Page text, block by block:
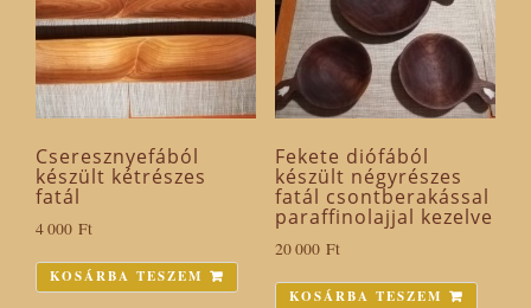
Cseresznyefából
készült kétrészes
fatál
4 000 Ft
KOSÁRBA TESZEM
Fekete diófából
készült négyrészes
fatál csontberakással
paraffinolajjal kezelve
20 000 Ft
KOSÁRBA TESZEM